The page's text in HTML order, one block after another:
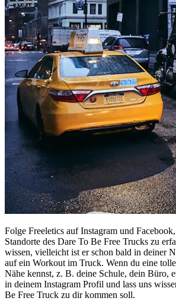
Folge Freeletics auf Instagram und
Standorte des Dare To Be Free Trucks zu
wissen, vielleicht ist er schon bald in deiner
auf ein Workout im Truck. Wenn du eine
Nähe kennst, z. B. deine Schule, dein Büro,
in deinem Instagram Profil und lass uns
Be Free Truck zu dir kommen soll.